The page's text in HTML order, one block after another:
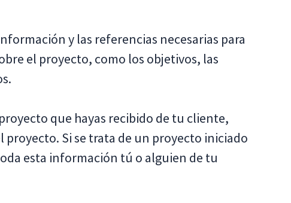
y las referencias necesarias para
el proyecto, como los objetivos, las
que hayas recibido de tu cliente,
proyecto. Si se trata de un proyecto iniciado
esta información tú o alguien de tu